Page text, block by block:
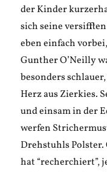
der Kinder
sich seine
eben einfach
Gunther O’Neilly
besonders
Herz aus Zierkies.
und einsam in der
werfen
Drehstuhls
hat “recherchiert”,